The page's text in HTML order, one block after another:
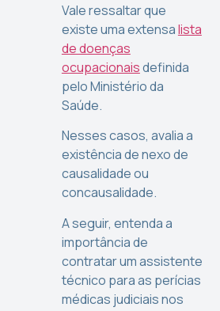
Vale ressaltar que
existe uma extensalista
de doenças
ocupacionaisdefinida
pelo Ministério da
Saúde.
Nesses casos, avalia a
existência de nexo de
causalidade ou
concausalidade.
A seguir, entenda a
importância de
contratar um assistente
técnico para as perícias
médicas judiciais nos